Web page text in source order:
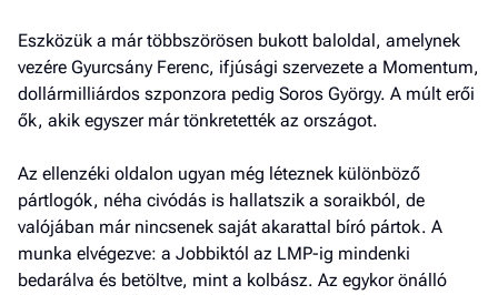
Eszközük a már többszörösen bukott baloldal, amelynek
vezére Gyurcsány Ferenc, ifjúsági szervezete a Momentum,
dollármilliárdos szponzora pedig Soros György. A múlt erői
ők, akik egyszer már tönkretették az országot.
Az ellenzéki oldalon ugyan még léteznek különböző
pártlogók, néha civódás is hallatszik a soraikból, de
valójában már nincsenek saját akarattal bíró pártok. A
munka elvégezve: a Jobbiktól az LMP-ig mindenki
bedarálva és betöltve, mint a kolbász. Az egykor önálló